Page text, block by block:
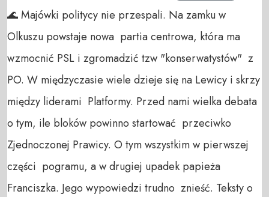
🌊 Majówki politycy nie przespali. Na zamku w
Olkuszu powstaje nowa partia centrowa, która ma
wzmocnić PSL i zgromadzić tzw "konserwatystów" z
PO. W międzyczasie wiele dzieje się na Lewicy i skrzy
między liderami Platformy. Przed nami wielka debata
o tym, ile bloków powinno startować przeciwko
Zjednoczonej Prawicy. O tym wszystkim w pierwszej
części pogramu, a w drugiej upadek papieża
Franciszka. Jego wypowiedzi trudno znieść. Teksty o